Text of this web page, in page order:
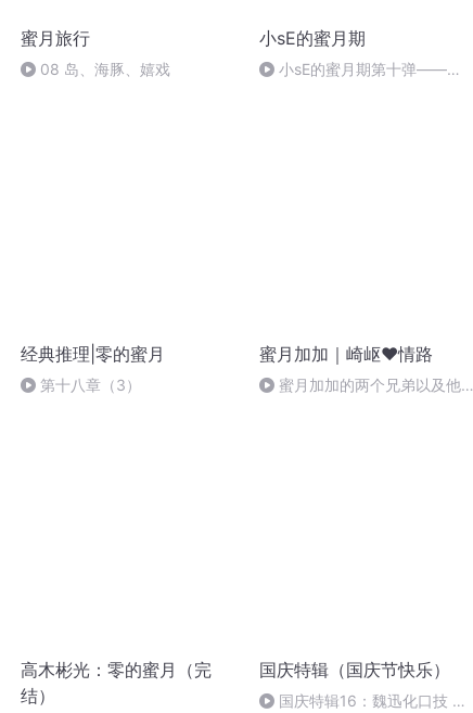
蜜月旅行
08 岛、海豚、嬉戏
小sE的蜜月期
小sE的蜜月期第十弹——
经典推理|零的蜜月
第十八章（3）
蜜月加加｜崎岖❤️情路
蜜月加加的两个兄弟以及他们
高木彬光：零的蜜月（完
结）
国庆特辑（国庆节快乐）
国庆特辑16：魏迅化口技 二